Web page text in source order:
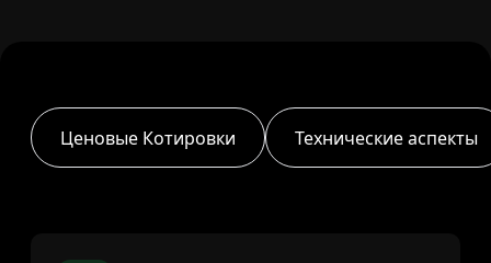
Ценовые Котировки Технические аспекты